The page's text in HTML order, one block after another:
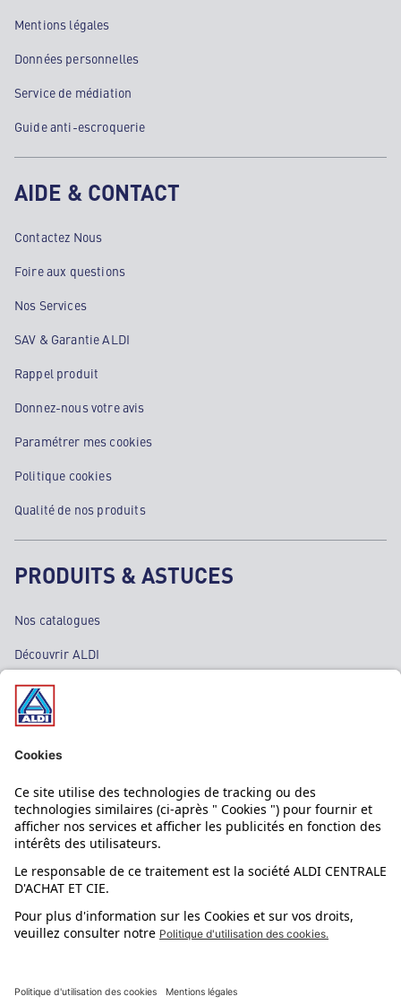
Mentions légales
Données personnelles
Service de médiation
Guide anti-escroquerie
AIDE & CONTACT
Contactez Nous
Foire aux questions
Nos Services
SAV & Garantie ALDI
Rappel produit
Donnez-nous votre avis
Paramétrer mes cookies
Politique cookies
Qualité de nos produits
PRODUITS & ASTUCES
Nos catalogues
Découvrir ALDI
Nos bons plans
Nos rayons
Nos marques
Nos astuces
Évènements
L'application mobile